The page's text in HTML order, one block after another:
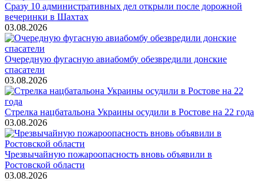
Сразу 10 административных дел открыли после дорожной
вечеринки в Шахтах
03.08.2026
Очередную фугасную авиабомбу обезвредили донские
спасатели
03.08.2026
Стрелка нацбатальона Украины осудили в Ростове на 22 года
03.08.2026
Чрезвычайную пожароопасность вновь объявили в
Ростовской области
03.08.2026